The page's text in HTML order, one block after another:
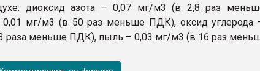
диоксид азота – 0,07 мг/м3 (в 2,8 раз
мг/м3 (в 50 раз меньше ПДК), оксид углерода
раза меньше ПДК), пыль – 0,03 мг/м3 (в 16 раз